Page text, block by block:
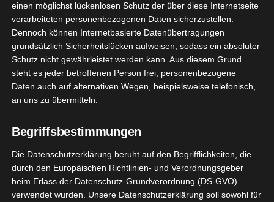
[WERBUNG] Hansehonig Urbaney Stadthonige –
hat sehr interessant und faszinierend.
Deshalb war die Kooperation
mit@hansehoniggenau das richtige für mich.
Neben Honig dieser Imkerei bekommt man auch
einen möglichst lückenlosen Schutz der über diese Internetseite
verarbeiteten personenbezogenen Daten sicherzustellen.
Dennoch können Internetbasierte Datenübertragungen
grundsätzlich Sicherheitslücken aufweisen, sodass ein absoluter
Schutz nicht gewährleistet werden kann. Aus diesem Grund
steht es jeder betroffenen Person frei, personenbezogene
Daten auch auf alternativen Wegen, beispielsweise telefonisch,
an uns zu übermitteln.
Begriffsbestimmungen
Die Datenschutzerklärung beruht auf den Begrifflichkeiten, die
durch den Europäischen Richtlinien- und Verordnungsgeber
beim Erlass der Datenschutz-Grundverordnung (DS-GVO)
verwendet wurden. Unsere Datenschutzerklärung soll sowohl für